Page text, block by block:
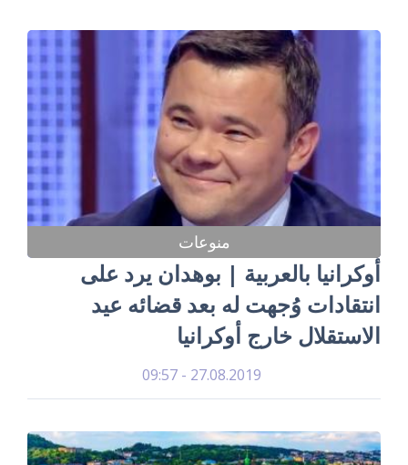
منوعات
أوكرانيا بالعربية | بوهدان يرد على
انتقادات وُجهت له بعد قضائه عيد
الاستقلال خارج أوكرانيا
27.08.2019 - 09:57